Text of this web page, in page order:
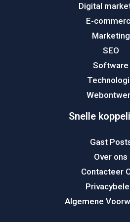
Digital
E-
Marketing
SEO
Software
Snelle
Gast
Over ons
Contacteer
Algemene